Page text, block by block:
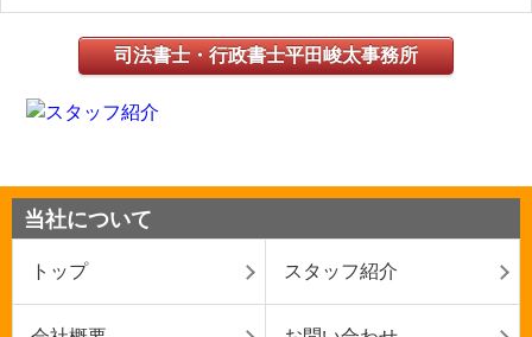
司法書士・行政書士平田峻太事務所
当社について
トップ スタッフ紹介